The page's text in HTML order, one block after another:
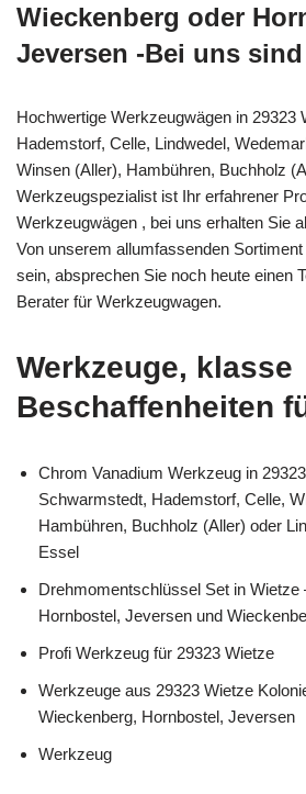
Wieckenberg oder
Jeversen -Bei uns
Hochwertige Werkzeugwägen in 29323
Hademstorf, Celle, Lindwedel,
Winsen (Aller), Hambühren, Buchholz
Werkzeugspezialist ist Ihr erfahrener
Werkzeugwägen , bei uns erhalten Sie
Von unserem allumfassenden
sein, absprechen Sie noch heute einen
Berater für Werkzeugwagen.
Werkzeuge, klasse
Beschaffenheiten
Chrom Vanadium Werkzeug in
Schwarmstedt, Hademstorf, Celle,
Hambühren, Buchholz (Aller) oder
Essel
Drehmomentschlüssel Set in Wietze
Hornbostel, Jeversen und
Profi Werkzeug für 29323 Wietze
Werkzeuge aus 29323 Wietze
Wieckenberg, Hornbostel, Jeversen
Werkzeug